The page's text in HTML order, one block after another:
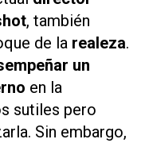
, también
de la realeza.
un
en la
sutiles pero
Sin embargo,